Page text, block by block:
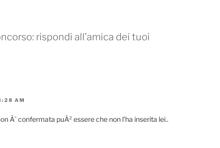
rispondi all’amica dei tuoi
AM
Ã¨ confermata puÃ² essere che non l’ha inserita lei..